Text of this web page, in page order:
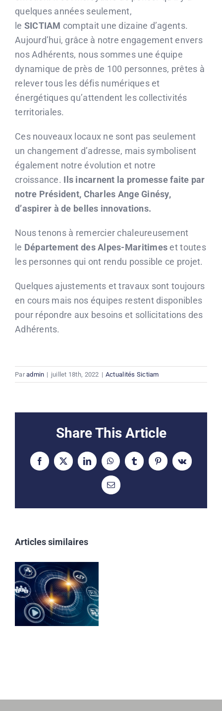
quelques années seulement,
le SICTIAM comptait une dizaine d’agents.
Aujourd’hui, grâce à notre engagement envers
nos Adhérents, nous sommes une équipe
dynamique de près de 100 personnes, prêtes à
relever tous les défis numériques et
énergétiques qu’attendent les collectivités
territoriales.
Ces nouveaux locaux ne sont pas seulement
un changement d’adresse, mais symbolisent
également notre évolution et notre
croissance. Ils incarnent la promesse faite par
notre Président, Charles Ange Ginésy,
d’aspirer à de belles innovations.
Nous tenons à remercier chaleureusement
le Département des Alpes-Maritimeset toutes
les personnes qui ont rendu possible ce projet.
Quelques ajustements et travaux sont toujours
en cours mais nos équipes restent disponibles
pour répondre aux besoins et sollicitations des
Adhérents.
Paradmin | juillet 18th, 2022 | Actualités Sictiam
Share This Article
Facebook
X LinkedInWhatsAppTumblrPinterestVk
Email
Articles similaires